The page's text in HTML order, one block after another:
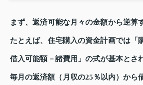
まず、返済可能な月々の金額から逆算
たとえば、住宅購入の資金計画では「
借入可能額－諸費用」の式が基本とさ
毎月の返済額（月収の25％以内）から